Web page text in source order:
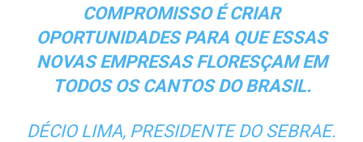
COMPROMISSO É CRIAR
OPORTUNIDADES PARA QUE ESSAS
NOVAS EMPRESAS FLORESÇAM EM
TODOS OS CANTOS DOBRASIL.
DÉCIO LIMA, PRESIDENTE DO SEBRAE.